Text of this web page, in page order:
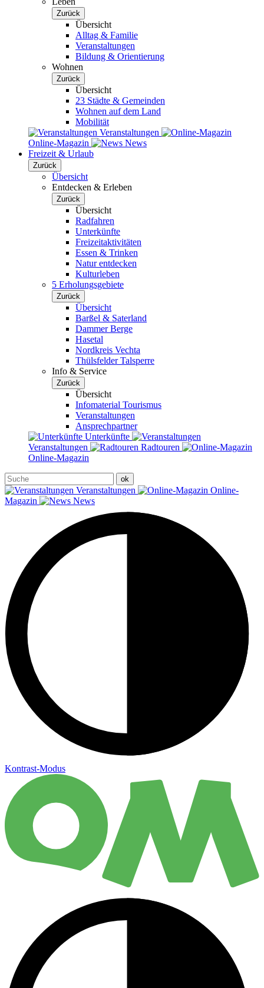
Zurück
Übersicht
Alltag & Familie
Veranstaltungen
Bildung & Orientierung
Wohnen
Zurück
Übersicht
23 Städte & Gemeinden
Wohnen auf dem Land
Mobilität
Veranstaltungen
Online-Magazin
News
Freizeit & Urlaub
Zurück
Übersicht
Entdecken & Erleben
Zurück
Übersicht
Radfahren
Unterkünfte
Freizeitaktivitäten
Essen & Trinken
Natur entdecken
Kulturleben
5 Erholungsgebiete
Zurück
Übersicht
Barßel & Saterland
Dammer Berge
Hasetal
Nordkreis Vechta
Thülsfelder Talsperre
Info & Service
Zurück
Übersicht
Infomaterial Tourismus
Veranstaltungen
Ansprechpartner
Unterkünfte
Veranstaltungen
Radtouren
Online-Magazin
Veranstaltungen
Online-
Magazin
News
Kontrast-Modus